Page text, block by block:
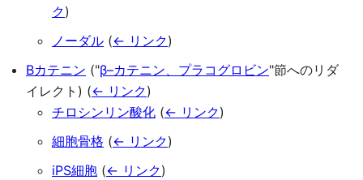
ク)
ノーダル (← リンク)
Βカテニン ("β–カテニン、プラコグロビン"節へのリダ
イレクト) (← リンク)
チロシンリン酸化 (← リンク)
細胞骨格 (← リンク)
iPS細胞 (← リンク)